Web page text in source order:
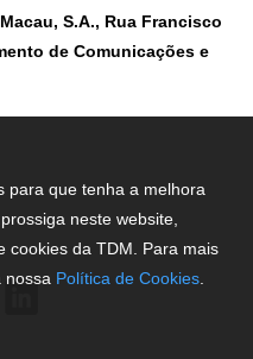
S.A., Rua Francisco
de Comunicações e
para que tenha a melhora
neste website,
cookies da TDM. Para mais
nossa Política de Cookies